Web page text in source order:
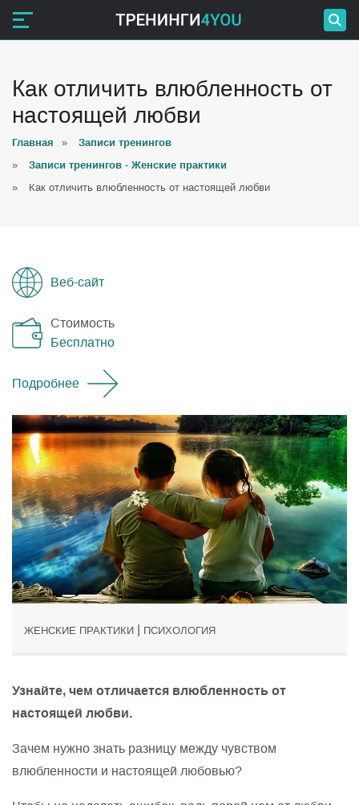
Как отличить влюбленность от
настоящей любви
Главная » Записи тренингов
» Записи тренингов - Женские практики
» Как отличить влюбленность от настоящей любви
Веб-сайт
Стоимость
Бесплатно
Подробнее
ЖЕНСКИЕ ПРАКТИКИ | ПСИХОЛОГИЯ
Узнайте, чем отличается влюбленность от
настоящей любви.
Зачем нужно знать разницу между чувством
влюбленности и настоящей любовью?